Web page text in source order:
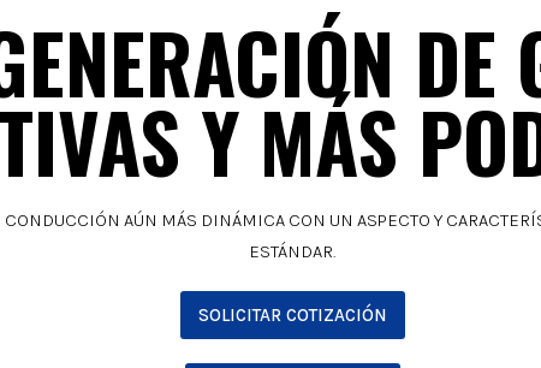
DE
Y MÁS
AÚN MÁS DINÁMICA CON UN ASPECTO Y
ESTÁNDAR.
SOLICITAR COTIZACIÓN